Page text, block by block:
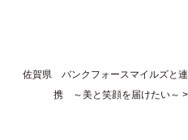
佐賀県 バンクフォースマイルズと連
携 ～美と笑顔を届けたい～